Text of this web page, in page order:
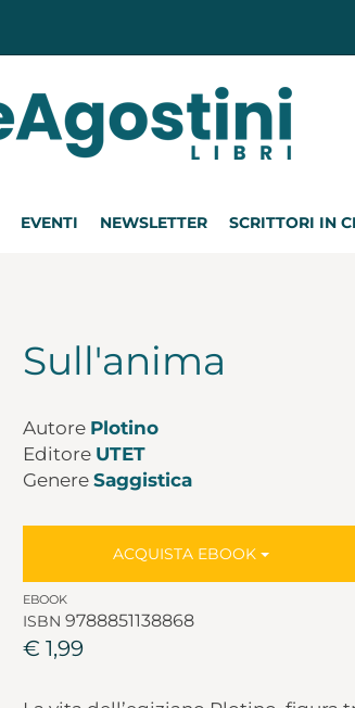
EVENTI NEWSLETTER SCRITTORI IN
Sull'anima
Autore Plotino
Editore UTET
Genere Saggistica
ACQUISTA EBOOK
EBOOK
ISBN 9788851138868
€ 1,99